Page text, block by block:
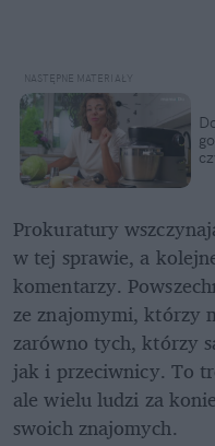
Prokuratury
w tej sprawie, a
komentarzy.
ze znajomymi, którzy
zarówno tych, którzy
jak i przeciwnicy. To
ale wielu ludzi za
swoich znajomych.